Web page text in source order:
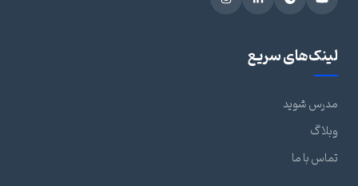
لینک‌های سریع
مدرس شوید
وبلاگ
تماس با ما